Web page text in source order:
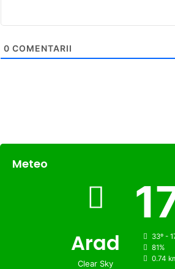
0 COMENTARII
Meteo
Arad
Clear Sky
33º -
81%
0.74